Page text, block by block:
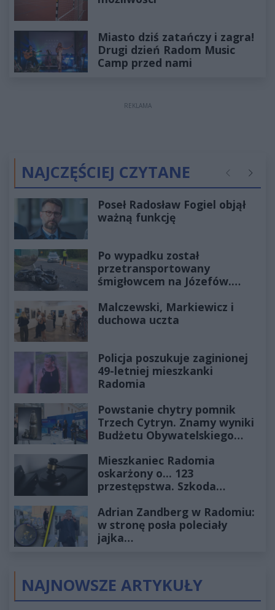
Miasto dziś zatańczy i zagra!
Drugi dzień Radom Music
Camp przed nami
REKLAMA
NAJCZĘŚCIEJ CZYTANE Poprzednie
Poseł Radosław Fogiel objął
ważną funkcję
Po wypadku został
przetransportowany
śmigłowcem na Józefów.
Malczewski, Markiewicz i
duchowa uczta
Policja poszukuje zaginionej
49-letniej mieszkanki
Radomia
Powstanie chytry pomnik
Trzech Cytryn. Znamy wyniki
Budżetu Obywatelskiego
Mieszkaniec Radomia
oskarżony o... 123
przestępstwa. Szkoda
złotych
Adrian Zandberg w Radomiu:
w stronę posła poleciały
jajka…
NAJNOWSZE ARTYKUŁY